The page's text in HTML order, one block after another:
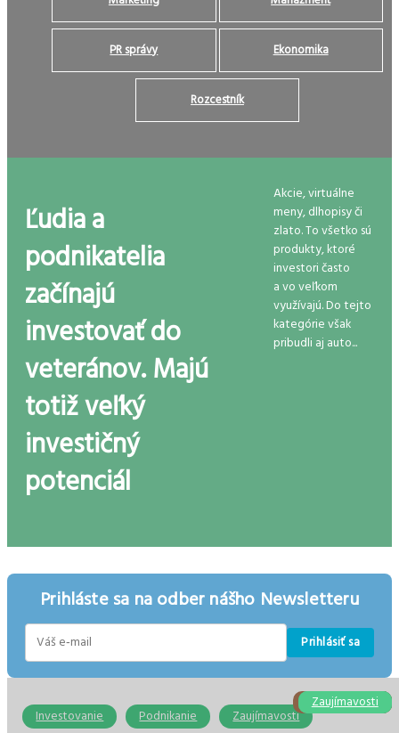
PR správy Ekonomika
Rozcestník
Ľudia a
podnikatelia
začínajú
investovať do
veteránov. Majú
totiž veľký
investičný
potenciál
Akcie, virtuálne
meny, dlhopisy či
zlato. To všetko sú
produkty, ktoré
investori často
a vo veľkom
využívajú. Do tejto
kategórie však
pribudli aj auto...
Prihláste sa na odber nášho Newsletteru
Prihlásiť sa
Investovanie Podnikanie Zaujímavosti
Ekonomika
Ekonomika
Podnikanie
Stavebníctvo
Zaujímavosti
Zaujímavosti